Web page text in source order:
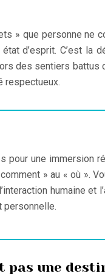
» que personne ne
d’esprit. C’est la
des sentiers battus
respectueux.
pour une immersion
» au « où ».
humaine et
personnelle.
pas une